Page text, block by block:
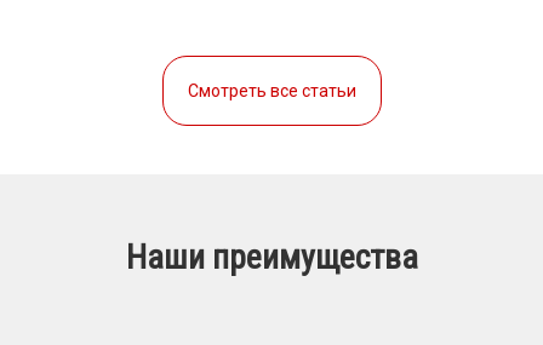
Смотреть все статьи
Наши преимущества